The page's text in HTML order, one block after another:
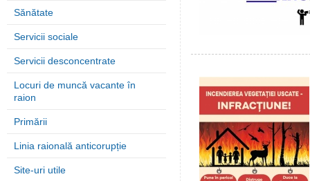
Sănătate
Servicii sociale
Servicii desconcentrate
Locuri de muncă vacante în
raion
Primării
Linia raională anticorupție
Site-uri utile